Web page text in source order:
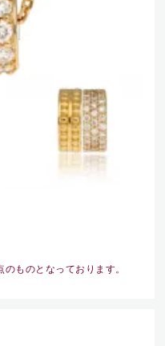
ものとなっております。